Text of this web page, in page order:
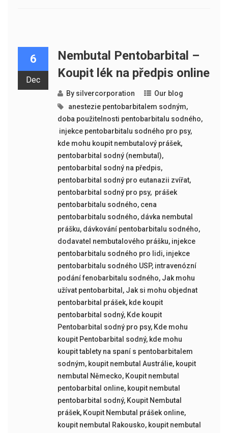
6
Dec
Nembutal Pentobarbital –
Koupit lék na předpis online
By silvercorporation
Our blog
​​ anestezie pentobarbitalem sodným,
doba použitelnosti pentobarbitalu sodného,
​​ injekce pentobarbitalu sodného pro psy,
kde mohu koupit nembutalový prášek,
pentobarbital sodný (nembutal),
pentobarbital sodný na předpis,
pentobarbital sodný pro eutanazii zvířat,
pentobarbital sodný pro psy, ​​ prášek
pentobarbitalu sodného, cena
pentobarbitalu sodného, dávka nembutal
prášku, dávkování pentobarbitalu sodného,
dodavatel nembutalového prášku, injekce
pentobarbitalu sodného pro lidi, injekce
pentobarbitalu sodného USP, intravenózní
podání fenobarbitalu sodného, Jak mohu
užívat pentobarbital , Jak si mohu objednat
pentobarbital prášek, kde koupit
pentobarbital sodný, Kde koupit
Pentobarbital sodný pro psy, Kde mohu
koupit Pentobarbital sodný, kde mohu
koupit tablety na spaní s pentobarbitalem
sodným, koupit nembutal Austrálie, koupit
nembutal Německo, Koupit nembutal
pentobarbital online, koupit nembutal
pentobarbital sodný, Koupit Nembutal
prášek, Koupit Nembutal prášek online,
koupit nembutal Rakousko, koupit nembutal